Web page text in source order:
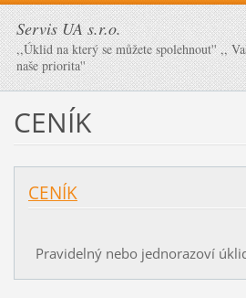
Servis UA s.r.o.
,,Úklid na který se můžete spolehnout'' ,,
naše priorita''
CENÍK
CENÍK
ÚKLID
Pravidelný nebo jednorazoví